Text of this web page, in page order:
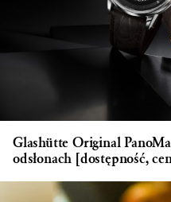
Glashütte Original
odsłonach [dostępność,